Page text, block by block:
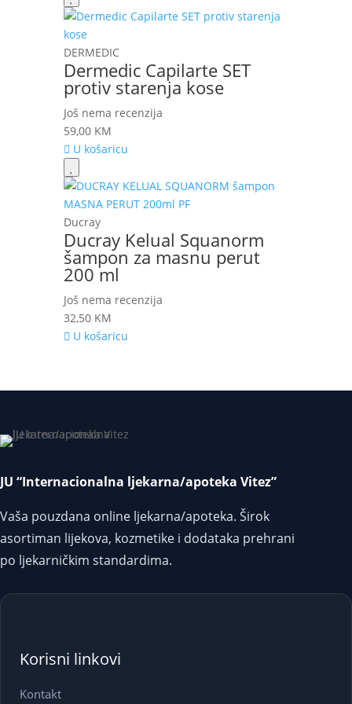
DERMEDIC
Dermedic Capilarte SET
protiv starenja kose
Još nema recenzija
59,00 KM
U košaricu
Ducray
Ducray Kelual Squanorm
šampon za masnu perut
200 ml
Još nema recenzija
32,50 KM
U košaricu
JU “Internacionalna ljekarna/apoteka Vitez”
Vaša pouzdana online ljekarna/apoteka. Širok
asortiman lijekova, kozmetike i dodataka prehrani
po ljekarničkim standardima.
Korisni linkovi
Kontakt